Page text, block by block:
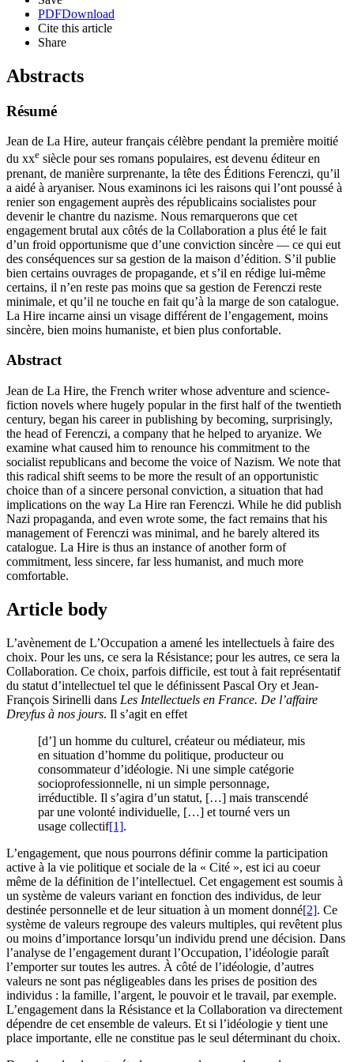
PDFDownload
Cite this article
Share
Abstracts
Résumé
Jean de La Hire, auteur français célèbre pendant la première moitié
du xxe siècle pour ses romans populaires, est devenu éditeur en
prenant, de manière surprenante, la tête des Éditions Ferenczi, qu’il
a aidé à aryaniser. Nous examinons ici les raisons qui l’ont poussé à
renier son engagement auprès des républicains socialistes pour
devenir le chantre du nazisme. Nous remarquerons que cet
engagement brutal aux côtés de la Collaboration a plus été le fait
d’un froid opportunisme que d’une conviction sincère — ce qui eut
des conséquences sur sa gestion de la maison d’édition. S’il publie
bien certains ouvrages de propagande, et s’il en rédige lui-même
certains, il n’en reste pas moins que sa gestion de Ferenczi reste
minimale, et qu’il ne touche en fait qu’à la marge de son catalogue.
La Hire incarne ainsi un visage différent de l’engagement, moins
sincère, bien moins humaniste, et bien plus confortable.
Abstract
Jean de La Hire, the French writer whose adventure and science-
fiction novels where hugely popular in the first half of the twentieth
century, began his career in publishing by becoming, surprisingly,
the head of Ferenczi, a company that he helped to aryanize. We
examine what caused him to renounce his commitment to the
socialist republicans and become the voice of Nazism. We note that
this radical shift seems to be more the result of an opportunistic
choice than of a sincere personal conviction, a situation that had
implications on the way La Hire ran Ferenczi. While he did publish
Nazi propaganda, and even wrote some, the fact remains that his
management of Ferenczi was minimal, and he barely altered its
catalogue. La Hire is thus an instance of another form of
commitment, less sincere, far less humanist, and much more
comfortable.
Article body
L’avènement de L’Occupation a amené les intellectuels à faire des
choix. Pour les uns, ce sera la Résistance; pour les autres, ce sera la
Collaboration. Ce choix, parfois difficile, est tout à fait représentatif
du statut d’intellectuel tel que le définissent Pascal Ory et Jean-
François Sirinelli dans Les Intellectuels en France. De l’affaire
Dreyfus à nos jours. Il s’agit en effet
[d’] un homme du culturel, créateur ou médiateur, mis
en situation d’homme du politique, producteur ou
consommateur d’idéologie. Ni une simple catégorie
socioprofessionnelle, ni un simple personnage,
irréductible. Il s’agira d’un statut, […] mais transcendé
par une volonté individuelle, […] et tourné vers un
usage collectif[1].
L’engagement, que nous pourrons définir comme la participation
active à la vie politique et sociale de la « Cité », est ici au coeur
même de la définition de l’intellectuel. Cet engagement est soumis à
un système de valeurs variant en fonction des individus, de leur
destinée personnelle et de leur situation à un moment donné[2]. Ce
système de valeurs regroupe des valeurs multiples, qui revêtent plus
ou moins d’importance lorsqu’un individu prend une décision. Dans
l’analyse de l’engagement durant l’Occupation, l’idéologie paraît
l’emporter sur toutes les autres. À côté de l’idéologie, d’autres
valeurs ne sont pas négligeables dans les prises de position des
individus : la famille, l’argent, le pouvoir et le travail, par exemple.
L’engagement dans la Résistance et la Collaboration va directement
dépendre de cet ensemble de valeurs. Et si l’idéologie y tient une
place importante, elle ne constitue pas le seul déterminant du choix.